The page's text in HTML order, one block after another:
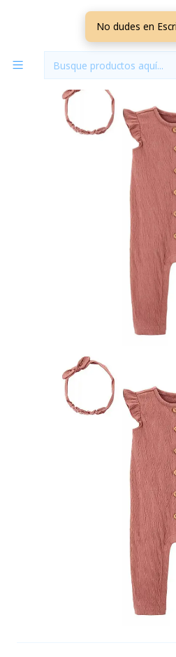
Vestuario 18/24
Enterito Algodon mas
No dudes en